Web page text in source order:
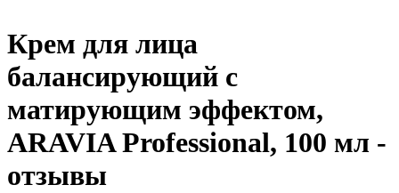
Крем для лица
балансирующий с
матирующим эффектом,
ARAVIA Professional, 100 мл -
отзывы